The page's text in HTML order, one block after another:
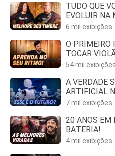
TUDO QUE
EVOLUIR NA
6 mil exibições
O PRIMEIRO
TOCAR
54 mil
A VERDADE
ARTIFICIAL
7 mil exibições
20 ANOS EM
BATERIA!
4 mil exibições